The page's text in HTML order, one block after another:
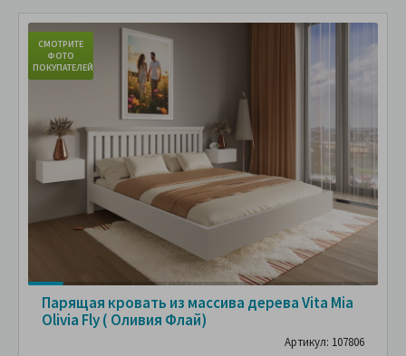
СМОТРИТЕ
ФОТО
ПОКУПАТЕЛЕЙ
Парящая кровать из массива дерева Vita Mia
Olivia Fly ( Оливия Флай)
Артикул: 107806